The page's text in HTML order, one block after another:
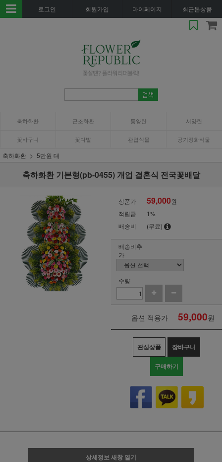
로그인 회원가입 마이페이지 최근본상품
축하화환 근조화환 동양란 서양란
꽃바구니 꽃다발 관엽식물 공기정화식물
축하화환 5만원 대
축하화환 기본형(pb-0455) 개업 결혼식 전국꽃배달
상품가 59,000원
적립금
1%
배송비
(무료)
배송비추
가
수량
옵션 적용가 59,000원
관심상품 장바구니
구매하기
상세정보 새창 열기